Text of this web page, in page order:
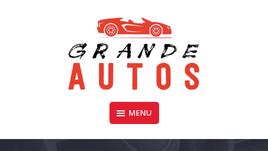
GRANDE AUTOS CHILE
Compra y Venta de Autos Usados, Camionetas, y SUV
MENU